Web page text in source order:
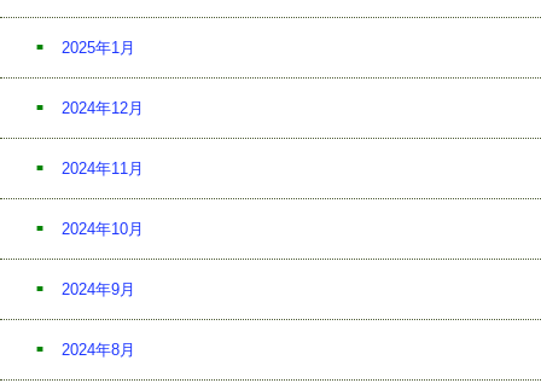
2025年1月
2024年12月
2024年11月
2024年10月
2024年9月
2024年8月